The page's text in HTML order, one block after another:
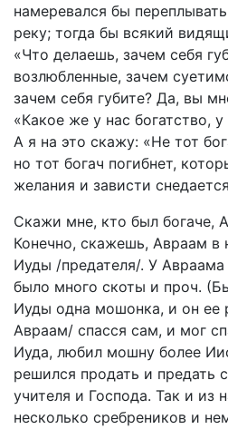
намеревался бы
реку; тогда бы всякий
«Что делаешь, зачем себя
возлюбленные, зачем
зачем себя губите? Да, вы
«Какое же у нас богатство,
А я на это скажу: «Не тот
но тот богач погибнет,
желания и зависти
Скажи мне, кто был богаче,
Конечно, скажешь, Авраам в
Иуды /предателя/. У
было много скоты и проч.
Иуды одна мошонка, и он ее
Авраам/ спасся сам, и мог
Иуда, любил мошну более
решился продать и предать
учителя и Господа. Так и из
несколько сребреников и